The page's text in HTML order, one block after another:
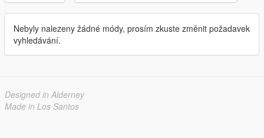
Nebyly nalezeny žádné módy, prosím zkuste změnit požadavek
vyhledávání.
Designed in Alderney
Made in Los Santos